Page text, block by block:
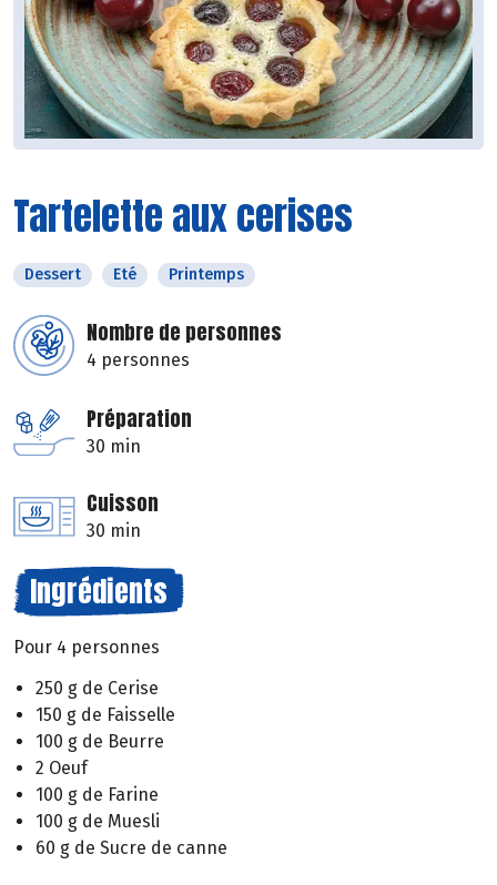
Tartelette aux cerises
Dessert Eté Printemps
Nombre de personnes
4 personnes
Préparation
30 min
Cuisson
30 min
Ingrédients
Pour 4 personnes
250 g de Cerise
150 g de Faisselle
100 g de Beurre
2 Oeuf
100 g de Farine
100 g de Muesli
60 g de Sucre de canne